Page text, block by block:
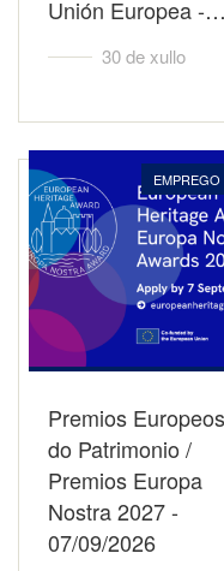
Unión Europea -…
30 de xullo
EMPREGO
Premios Europeos
do Patrimonio /
Premios Europa
Nostra 2027 -
07/09/2026